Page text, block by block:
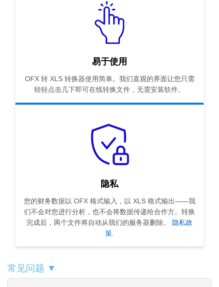
易于使用
OFX 转 XLS 转换器使用简单。我们直观的界面让您只需
轻轻点击几下即可在线转换文件，无需安装软件。
隐私
您的财务数据以 OFX 格式输入，以 XLS 格式输出——我
们不会对您进行分析，也不会将数据传递给合作方。转换
完成后，两个文件将自动从我们的服务器删除。
隐私政
策.
常见问题 ▼